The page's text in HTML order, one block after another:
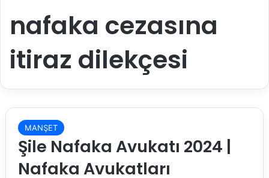
nafaka cezasına
itiraz dilekçesi
MANŞET
Şile Nafaka Avukatı 2024 |
Nafaka Avukatları